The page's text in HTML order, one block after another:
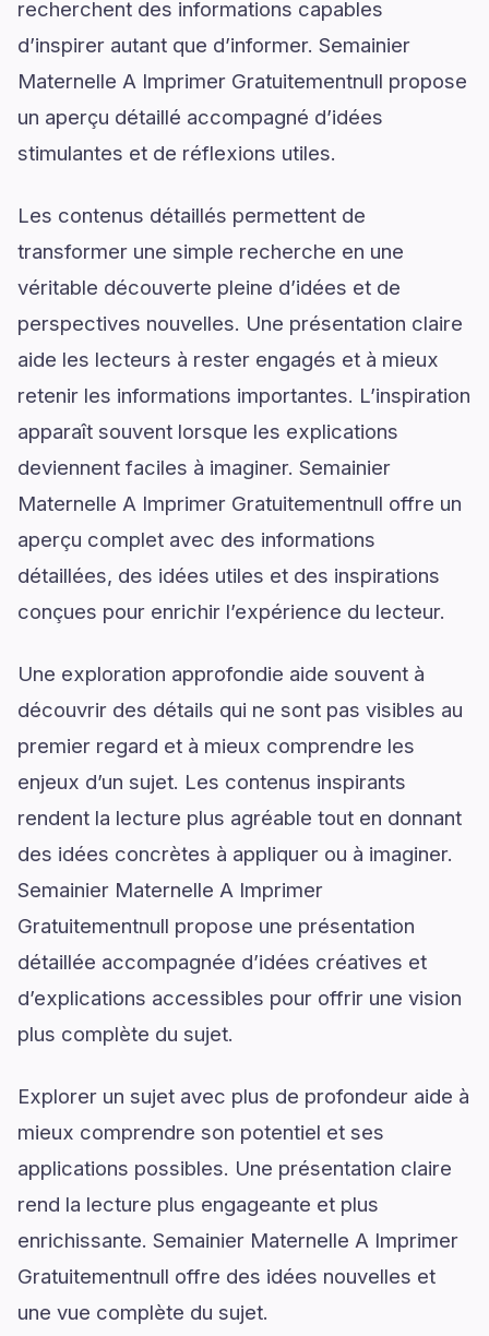
recherchent des informations capables
d’inspirer autant que d’informer. Semainier
Maternelle A Imprimer Gratuitementnull propose
un aperçu détaillé accompagné d’idées
stimulantes et de réflexions utiles.
Les contenus détaillés permettent de
transformer une simple recherche en une
véritable découverte pleine d’idées et de
perspectives nouvelles. Une présentation claire
aide les lecteurs à rester engagés et à mieux
retenir les informations importantes. L’inspiration
apparaît souvent lorsque les explications
deviennent faciles à imaginer. Semainier
Maternelle A Imprimer Gratuitementnull offre un
aperçu complet avec des informations
détaillées, des idées utiles et des inspirations
conçues pour enrichir l’expérience du lecteur.
Une exploration approfondie aide souvent à
découvrir des détails qui ne sont pas visibles au
premier regard et à mieux comprendre les
enjeux d’un sujet. Les contenus inspirants
rendent la lecture plus agréable tout en donnant
des idées concrètes à appliquer ou à imaginer.
Semainier Maternelle A Imprimer
Gratuitementnull propose une présentation
détaillée accompagnée d’idées créatives et
d’explications accessibles pour offrir une vision
plus complète du sujet.
Explorer un sujet avec plus de profondeur aide à
mieux comprendre son potentiel et ses
applications possibles. Une présentation claire
rend la lecture plus engageante et plus
enrichissante. Semainier Maternelle A Imprimer
Gratuitementnull offre des idées nouvelles et
une vue complète du sujet.